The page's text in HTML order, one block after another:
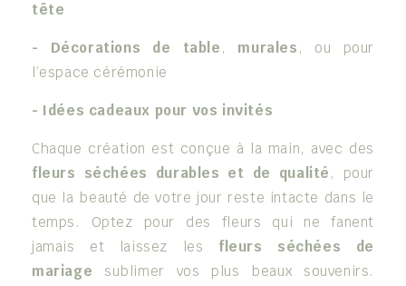
tête
- Décorations de table , murales , ou pour
l’espace cérémonie
- Idées cadeaux pour vos invités
Chaque création est conçue à la main, avec des
fleurs séchées durables et de qualité , pour
que la beauté de votre jour reste intacte dans le
temps. Optez pour des fleurs qui ne fanent
jamais et laissez les fleurs séchées de
mariage sublimer vos plus beaux souvenirs.